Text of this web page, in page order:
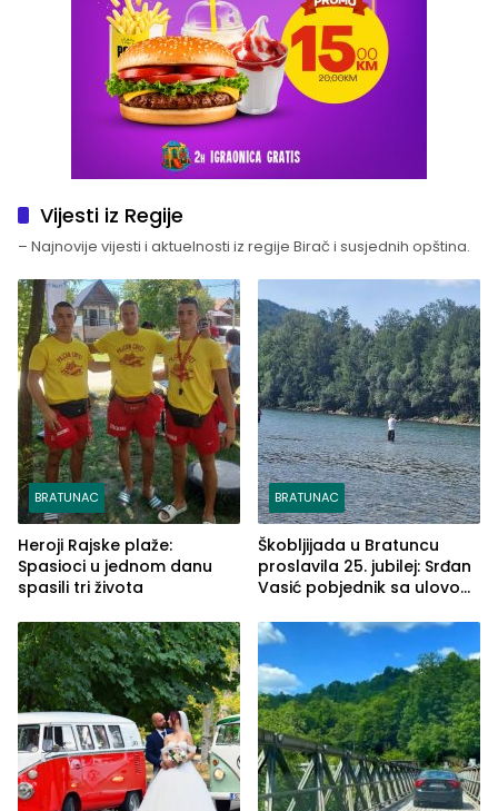
Vijesti iz Regije
– Najnovije vijesti i aktuelnosti iz regije Birač i susjednih opština.
BRATUNAC
Heroji Rajske plaže:
Spasioci u jednom danu
spasili tri života
BRATUNAC
Škobljijada u Bratuncu
proslavila 25. jubilej: Srđan
Vasić pobjednik sa ulovom